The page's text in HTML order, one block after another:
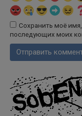
Сохранить моё
последующих моих